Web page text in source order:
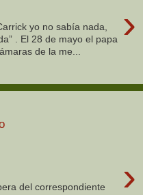
›
yo no sabía nada,
. El 28 de mayo el papa
de la me...
›
del correspondiente